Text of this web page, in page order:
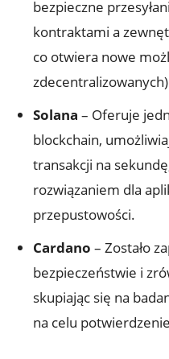
bezpieczne
kontraktami ⁣a​
⁣co otwiera nowe‌
Solana – Oferuje
blockchain,
‌transakcji na
rozwiązaniem dla
przepustowości.
Cardano – Zostało
bezpieczeństwie i
⁢skupiając się na
na celu